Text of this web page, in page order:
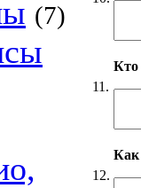
(7)
11.
Кто
12.
Как